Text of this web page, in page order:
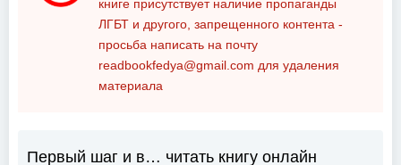
книге присутствует наличие пропаганды
ЛГБТ и другого, запрещенного контента -
просьба написать на почту
readbookfedya@gmail.com для удаления
материала
Первый шаг и в… читать книгу онлайн